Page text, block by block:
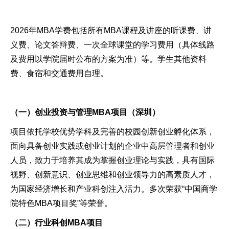
2026年MBA学费包括所有MBA课程及讲座的听课费、讲
义费、论文答辩费、一次全球课堂的学习费用（具体线路
及费用以学院届时公布的方案为准）等。学生其他资料
费、食宿和交通费用自理。
（一）创业投资与管理MBA项目（深圳）
项目依托学校优势学科及完善的校园创新创业孵化体系，
面向具备创业实践或创业计划的企业中高层管理者和创业
人员，致力于培养其成为掌握创业理论与实践，具有国际
视野、创新意识、创业思维和创业领导力的高素质人才，
为国家经济增长和产业科创注入活力。多次荣获“中国商学
院特色MBA项目奖”等荣誉。
（二）行业科创MBA项目